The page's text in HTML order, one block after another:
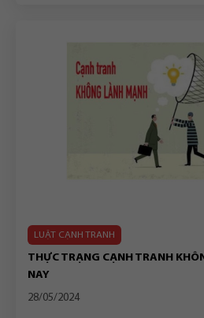
LUẬT CẠNH TRANH
THỰC TRẠNG CẠNH TRANH
NAY
28/05/2024